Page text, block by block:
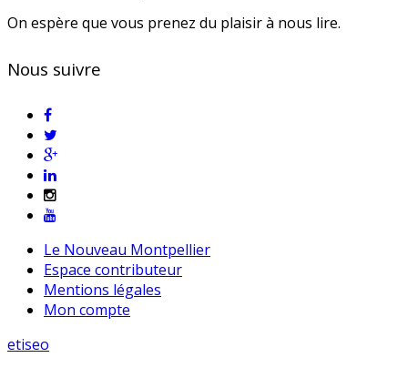
On espère que vous prenez du plaisir à nous lire.
Nous suivre
Le Nouveau Montpellier
Espace contributeur
Mentions légales
Mon compte
etiseo